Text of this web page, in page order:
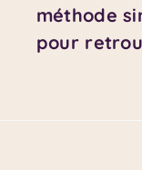
méthode
pour